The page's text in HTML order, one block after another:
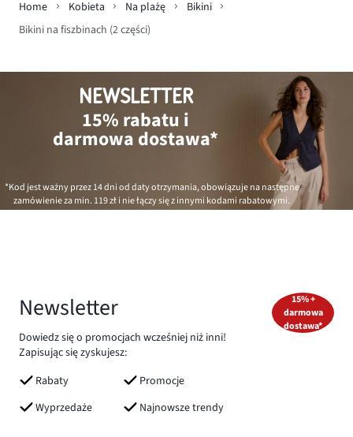
Home Kobieta Na plażę
Bikini
Bikini na fiszbinach (2 części)
NEWSLETTER
15% rabatu i
darmowa dostawa*
*Kod jest ważny przez 14 dni od daty otrzymania, obowiązuje na następne
zamówienie za min. 119 złi nie łączy się z innymi kodami rabatowymi.
Newsletter
Dowiedz się o promocjach wcześniej niż inni!
Zapisując się zyskujesz:
Rabaty
Promocje
Wyprzedaże
Najnowsze trendy
15% +
darmowa
dostawa*